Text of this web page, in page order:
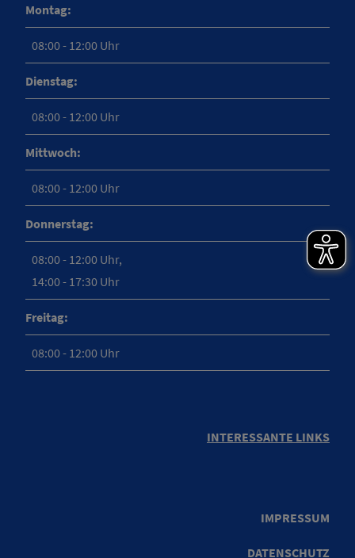
Montag:
08:00 - 12:00 Uhr
Dienstag:
08:00 - 12:00 Uhr
Mittwoch:
08:00 - 12:00 Uhr
Donnerstag:
08:00 - 12:00 Uhr,
14:00 - 17:30 Uhr
Freitag:
08:00 - 12:00 Uhr
INTERESSANTE LINKS
IMPRESSUM
DATENSCHUTZ